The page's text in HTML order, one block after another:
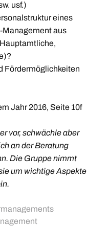
usf.)
eines
aus
Fördermöglichkeiten
Jahr 2016, Seite 10f
vor, schwächle aber
an der Beratung
Die Gruppe nimmt
um wichtige Aspekte